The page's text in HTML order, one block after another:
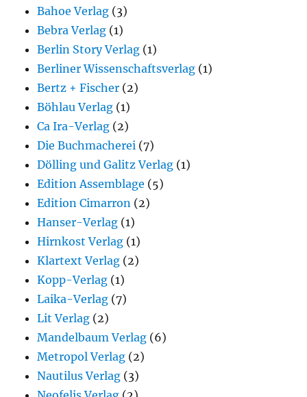
Bahoe Verlag (3)
Bebra Verlag (1)
Berlin Story Verlag (1)
Berliner Wissenschaftsverlag (1)
Bertz + Fischer (2)
Böhlau Verlag (1)
Ca Ira-Verlag (2)
Die Buchmacherei (7)
Dölling und Galitz Verlag (1)
Edition Assemblage (5)
Edition Cimarron (2)
Hanser-Verlag (1)
Hirnkost Verlag (1)
Klartext Verlag (2)
Kopp-Verlag (1)
Laika-Verlag (7)
Lit Verlag (2)
Mandelbaum Verlag (6)
Metropol Verlag (2)
Nautilus Verlag (3)